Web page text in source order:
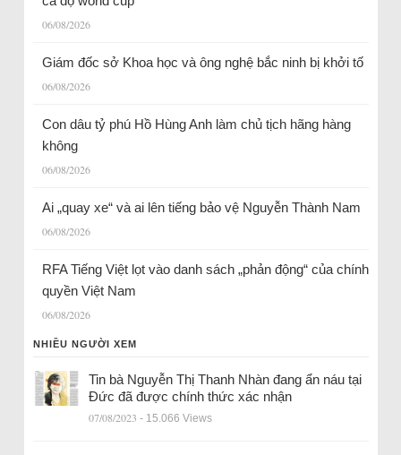
06/08/2026
Giám đốc sở Khoa học và ông nghệ bắc ninh bị khởi tố
06/08/2026
Con dâu tỷ phú Hồ Hùng Anh làm chủ tịch hãng hàng
không
06/08/2026
Ai „quay xe“ và ai lên tiếng bảo vệ Nguyễn Thành Nam
06/08/2026
RFA Tiếng Việt lọt vào danh sách „phản động“ của chính
quyền Việt Nam
06/08/2026
NHIỀU NGƯỜI XEM
Tin bà Nguyễn Thị Thanh Nhàn đang ẩn náu tại
Đức đã được chính thức xác nhận
07/08/2023 - 15.066 Views